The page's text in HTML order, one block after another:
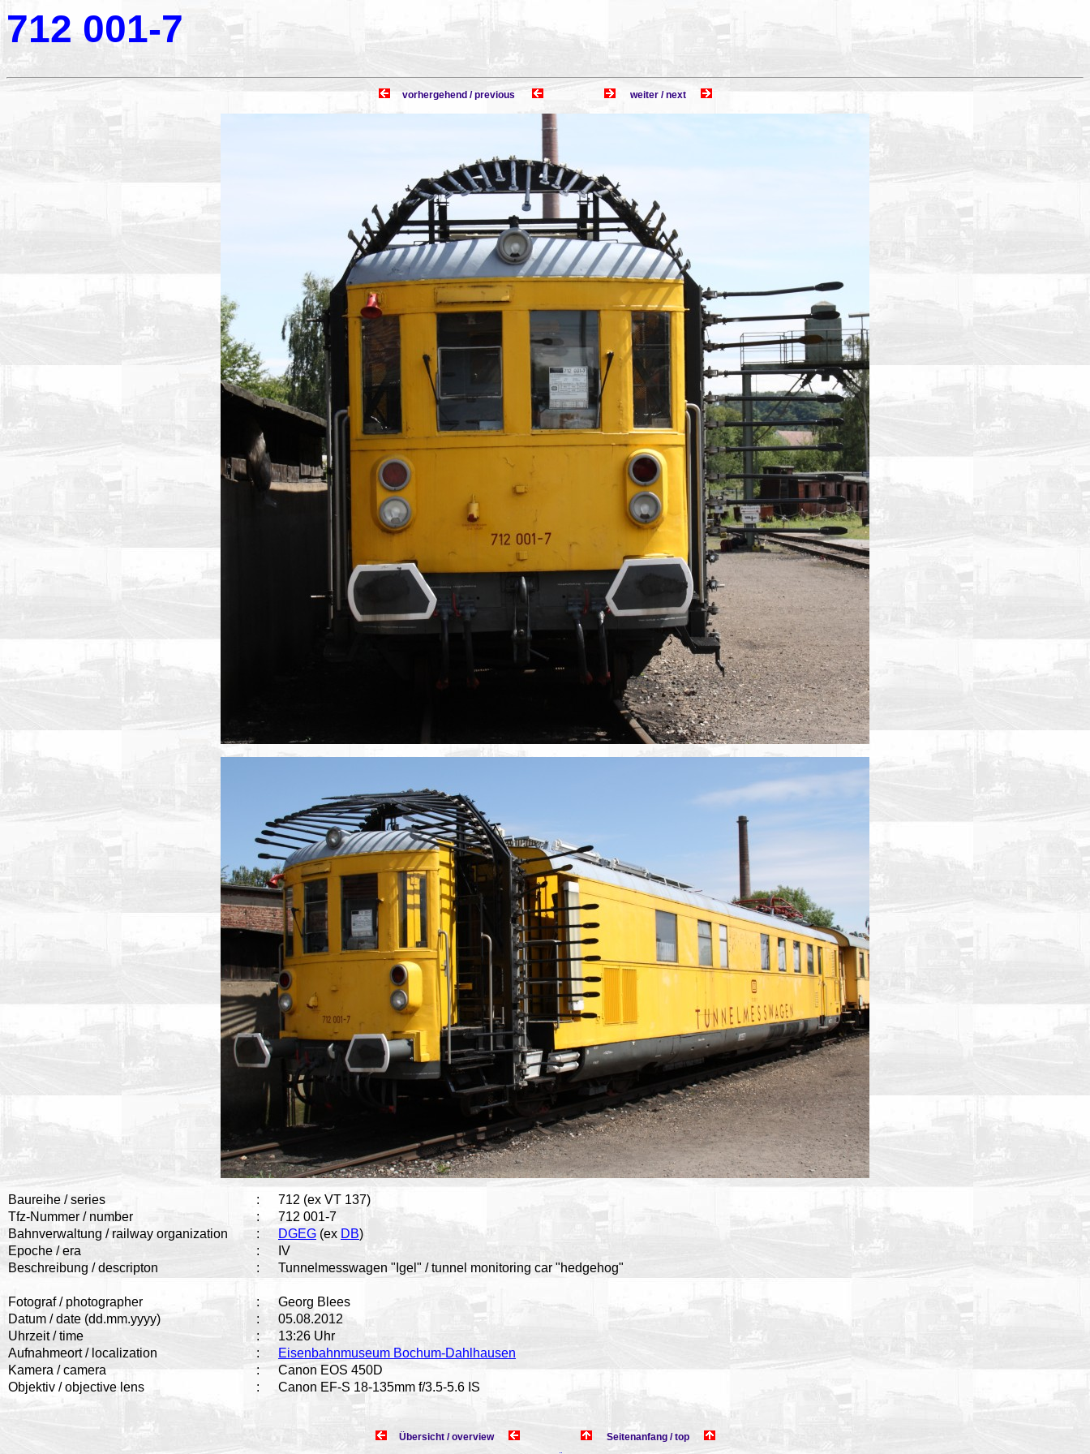
712 001-7
vorhergehend / previous weiter / next
Baureihe / series :
712 (ex VT 137)
Tfz-Nummer / number
:
712 001-7
Bahnverwaltung / railway organization
: DGEG (ex DB)
Epoche / era
:
IV
Beschreibung / descripton
: Tunnelmesswagen "Igel" / tunnel monitoring car "hedgehog"
Fotograf / photographer :
Georg Blees
Datum / date (dd.mm.yyyy)
:
05.08.2012
Uhrzeit / time
:
13:26 Uhr
Aufnahmeort / localization
:
Eisenbahnmuseum Bochum-Dahlhausen
Kamera / camera
:
Canon EOS 450D
Objektiv / objective lens
: Canon EF-S 18-135mm f/3.5-5.6 IS
Übersicht / overview Seitenanfang / top